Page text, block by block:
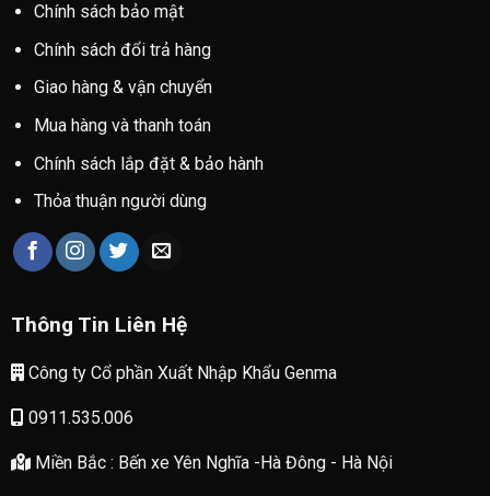
Chính sách bảo mật
Chính sách đổi trả hàng
Giao hàng & vận chuyển
Mua hàng và thanh toán
Chính sách lắp đặt & bảo hành
Thỏa thuận người dùng
Thông Tin Liên Hệ
Công ty Cổ phần Xuất Nhập Khẩu Genma
0911.535.006
Miền Bắc : Bến xe Yên Nghĩa -Hà Đông - Hà Nội